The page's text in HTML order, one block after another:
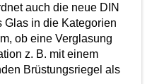
auch die neue DIN
Glas in die Kategorien
ob eine Verglasung
z. B. mit einem
Brüstungsriegel als